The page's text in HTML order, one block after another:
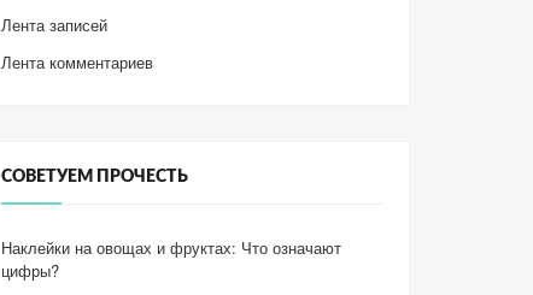
Лента записей
Лента комментариев
СОВЕТУЕМ ПРОЧЕСТЬ
Наклейки на овощах и фруктах: Что означают
цифры?